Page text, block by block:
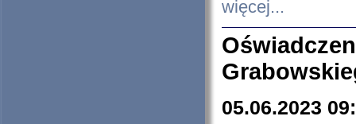
więcej...
05.06.2023